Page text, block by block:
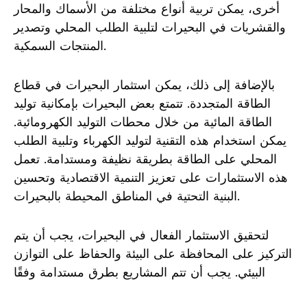
أخرى، يمكن تربية أنواع مختلفة من الأسماك والمحار
والقشريات في البحيرات لتلبية الطلب المحلي وتصدير
المنتجات السمكية.
بالإضافة إلى ذلك، يمكن استثمار البحيرات في قطاع
الطاقة المتجددة. تتمتع بعض البحيرات بإمكانية توليد
الطاقة المائية من خلال محطات التوليد الكهرومائية.
يمكن استخدام هذه التقنية لتوليد الكهرباء وتلبية الطلب
المحلي على الطاقة بطريقة نظيفة ومستدامة. تعمل
هذه الاستثمارات على تعزيز التنمية الاقتصادية وتحسين
البنية التحتية في المناطق المحيطة بالبحيرات.
لتحقيق الاستثمار الفعال في البحيرات، يجب أن يتم
التركيز على المحافظة على البيئة والحفاظ على التوازن
البيئي. يجب أن تتم المشاريع بطرق مستدامة وفقًا